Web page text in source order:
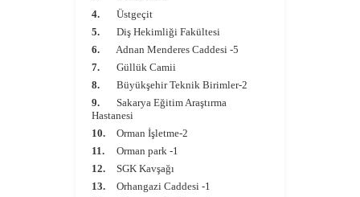
4.
Üstgeçit
5.
Diş Hekimliği Fakültesi
6.
Adnan Menderes Caddesi -5
7.
Güllük Camii
8.
Büyükşehir Teknik Birimler-2
9.
Sakarya Eğitim Araştırma
Hastanesi
10.
Orman İşletme-2
11.
Orman park -1
12.
SGK Kavşağı
13.
Orhangazi Caddesi -1